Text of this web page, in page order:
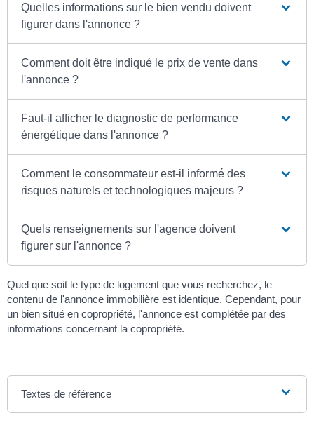
Quelles informations sur le bien vendu doivent
figurer dans l'annonce ?
Comment doit être indiqué le prix de vente dans
l'annonce ?
Faut-il afficher le diagnostic de performance
énergétique dans l'annonce ?
Comment le consommateur est-il informé des
risques naturels et technologiques majeurs ?
Quels renseignements sur l'agence doivent
figurer sur l'annonce ?
Quel que soit le type de logement que vous recherchez, le
contenu de l'annonce immobilière est identique. Cependant, pour
un bien situé en copropriété, l'annonce est complétée par des
informations concernant la copropriété.
Textes de référence